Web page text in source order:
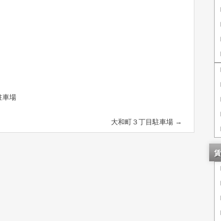
車場
大和町３丁目駐車場 →